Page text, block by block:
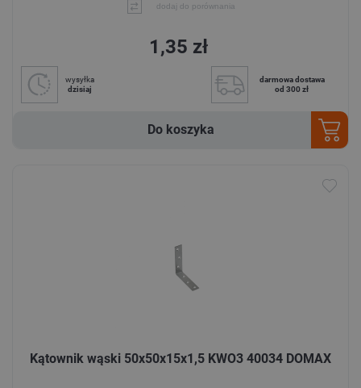
dodaj do porównania
1,35 zł
wysyłka
dzisiaj
darmowa dostawa
od 300 zł
Do koszyka
Kątownik wąski 50x50x15x1,5 KWO3 40034 DOMAX